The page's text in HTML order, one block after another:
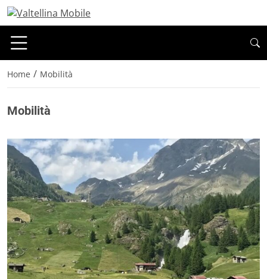
Home / Mobilità
Mobilità